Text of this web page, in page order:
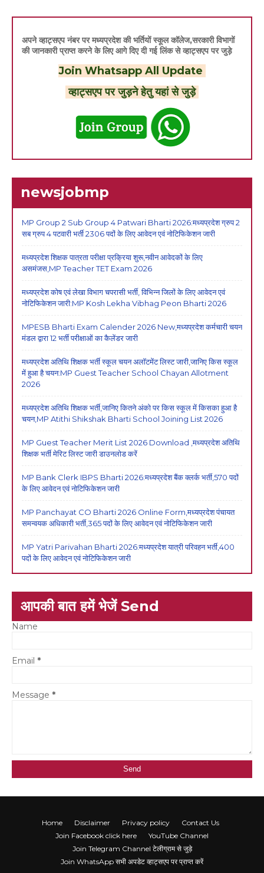
अपने व्हाट्सएप नंबर पर मध्यप्रदेश की भर्तियों स्कूल कॉलेज,सरकारी विभागों
की जानकारी प्राप्त करने के लिए आगे दिए दी गई लिंक से व्हाट्सएप पर जुड़े
Join Whatsapp All Update
व्हाट्सएप पर जुड़ने हेतु यहां से जुड़े
newsjobmp
MP Group 2 Sub Group 4 Patwari Bharti 2026:मध्यप्रदेश ग्रुप 2
सब ग्रुप 4 पटवारी भर्ती 2306 पदों के लिए आवेदन एवं नोटिफिकेशन जारी
मध्यप्रदेश शिक्षक पात्रता परीक्षा प्रक्रिया शुरू,नवीन आवेदकों के लिए
असमंजस,MP Teacher TET Exam 2026
मध्यप्रदेश कोष एवं लेखा विभाग चपरासी भर्ती, विभिन्न जिलों के लिए आवेदन एवं
नोटिफिकेशन जारी:MP Kosh Lekha Vibhag Peon Bharti 2026
MPESB Bharti Exam Calender 2026 New,मध्यप्रदेश कर्मचारी चयन
मंडल द्वारा 12 भर्ती परीक्षाओं का कैलेंडर जारी
मध्यप्रदेश अतिथि शिक्षक भर्ती स्कूल चयन अलॉटमेंट लिस्ट जारी,जानिए किस स्कूल
में हुआ है चयन:MP Guest Teacher School Chayan Allotment
2026
मध्यप्रदेश अतिथि शिक्षक भर्ती,जानिए कितने अंको पर किस स्कूल में किसका हुआ है
चयन,MP Atithi Shikshak Bharti School Joining List 2026
MP Guest Teacher Merit List 2026 Download ,मध्यप्रदेश अतिथि
शिक्षक भर्ती मेरिट लिस्ट जारी डाउनलोड करें
MP Bank Clerk IBPS Bharti 2026:मध्यप्रदेश बैंक क्लर्क भर्ती,570 पदों
के लिए आवेदन एवं नोटिफिकेशन जारी
MP Panchayat CO Bharti 2026 Online Form,मध्यप्रदेश पंचायत
समन्वयक अधिकारी भर्ती,365 पदों के लिए आवेदन एवं नोटिफिकेशन जारी
MP Yatri Parivahan Bharti 2026:मध्यप्रदेश यात्री परिवहन भर्ती,400
पदों के लिए आवेदन एवं नोटिफिकेशन जारी
आपकी बात हमें भेजें Send
Name
Email *
Message *
Home Disclaimer Privacy policy
Contact Us
Join Facebook click here
YouTube Channel
Join Telegram Channel टेलीग्राम से जुड़े
Join WhatsApp सभी अपडेट व्हाट्सएप पर प्राप्त करें